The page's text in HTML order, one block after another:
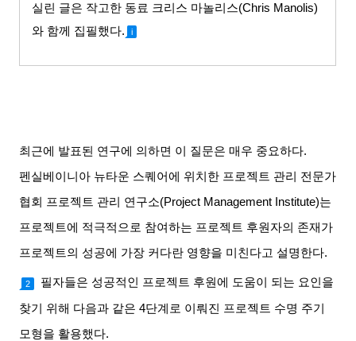
실린 글은 작고한 동료 크리스 마놀리스(Chris Manolis)
와 함께 집필했다. i
최근에 발표된 연구에 의하면 이 질문은 매우 중요하다.
펜실베이니아 뉴타운 스퀘어에 위치한 프로젝트 관리 전문가
협회 프로젝트 관리 연구소(Project Management Institute)는
프로젝트에 적극적으로 참여하는 프로젝트 후원자의 존재가
프로젝트의 성공에 가장 커다란 영향을 미친다고 설명한다.
2
필자들은 성공적인 프로젝트 후원에 도움이 되는 요인을
찾기 위해 다음과 같은 4단계로 이뤄진 프로젝트 수명 주기
모형을 활용했다.